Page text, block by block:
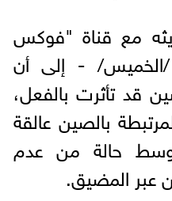
مع قناة "فوكس
/الخميس/ - إلى أن
قد تأثرت بالفعل،
بالصين عالقة
وسط حالة من عدم
عبر المضيق.